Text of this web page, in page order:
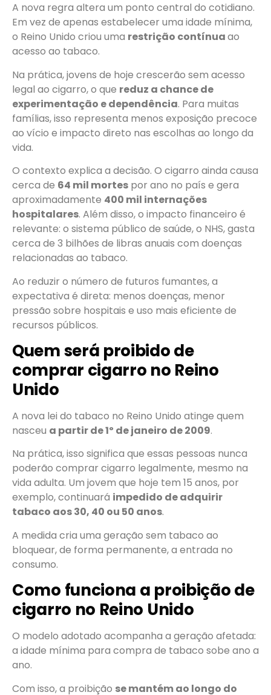
A nova regra altera um ponto central do cotidiano.
Em vez de apenas estabelecer uma idade mínima,
o Reino Unido criou uma restrição contínuaao
acesso ao tabaco.
Na prática, jovens de hoje crescerão sem acesso
legal ao cigarro, o que reduz a chance de
experimentação e dependência. Para muitas
famílias, isso representa menos exposição precoce
ao vício e impacto direto nas escolhas ao longo da
vida.
O contexto explica a decisão. O cigarro ainda causa
cerca de 64 mil mortes por ano no país e gera
aproximadamente 400 mil internações
hospitalares. Além disso, o impacto financeiro é
relevante: o sistema público de saúde, o NHS, gasta
cerca de 3 bilhões de libras anuais com doenças
relacionadas ao tabaco.
Ao reduzir o número de futuros fumantes, a
expectativa é direta: menos doenças, menor
pressão sobre hospitais e uso mais eficiente de
recursos públicos.
Quem será proibido de
comprar cigarro no Reino
Unido
A nova lei do tabaco no Reino Unido atinge quem
nasceu a partir de 1º de janeiro de 2009.
Na prática, isso significa que essas pessoas nunca
poderão comprar cigarro legalmente, mesmo na
vida adulta. Um jovem que hoje tem 15 anos, por
exemplo, continuará impedido de adquirir
tabaco aos 30, 40 ou 50 anos.
A medida cria uma geração sem tabaco ao
bloquear, de forma permanente, a entrada no
consumo.
Como funciona a proibição de
cigarro no Reino Unido
O modelo adotado acompanha a geração afetada:
a idade mínima para compra de tabaco sobe ano a
ano.
Com isso, a proibição se mantém ao longo do